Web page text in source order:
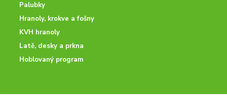
Palubky
Hranoly, krokve a fošny
KVH hranoly
Latě, desky a prkna
Hoblovaný program